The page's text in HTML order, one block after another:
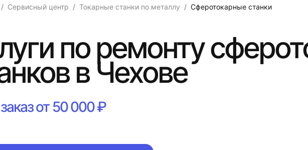
Сервисный центр Токарные станки по металлу Сферотокарные станки
по ремонту
в Чехове
от 50 000 ₽